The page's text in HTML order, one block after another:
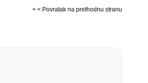
< < Povratak na prethodnu stranu